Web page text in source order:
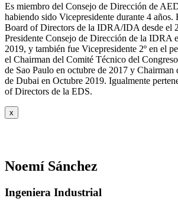
Es miembro del Consejo de Dirección de
habiendo sido Vicepresidente durante 4 años.
Board of Directors de la IDRA/IDA desde el
Presidente Consejo de Dirección de la IDRA
2019, y también fue Vicepresidente 2º en el
el Chairman del Comité Técnico del
de Sao Paulo en octubre de 2017 y
de Dubai en Octubre 2019. Igualmente
of Directors de la EDS.
x
Noemí Sánchez
Ingeniera Industrial